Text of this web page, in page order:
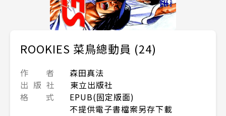
ROOKIES 菜鳥總動員 (24)
作 者
森田真法
出 版 社
東立出版社
格 式
EPUB(固定版面)
不提供電子書檔案另存下載